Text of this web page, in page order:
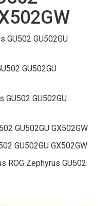
GU502 GU502GU
GU502GU
GU502 GU502GU
GU502GU GX502GW
GU502GU GX502GW
ROG Zephyrus GU502